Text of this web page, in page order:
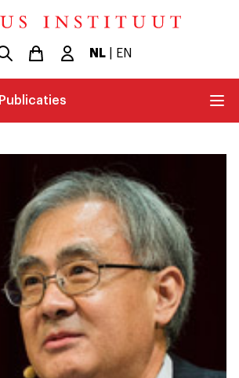
NL| EN
Publicaties